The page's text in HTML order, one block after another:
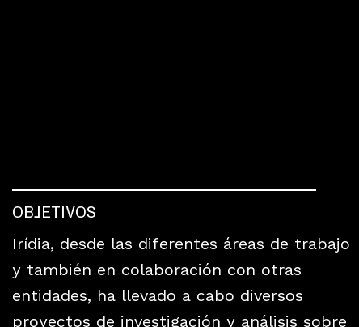
OBJETIVOS
Irídia, desde las diferentes áreas de trabajo
y también en colaboración con otras
entidades, ha llevado a cabo diversos
proyectos de investigación y análisis sobre